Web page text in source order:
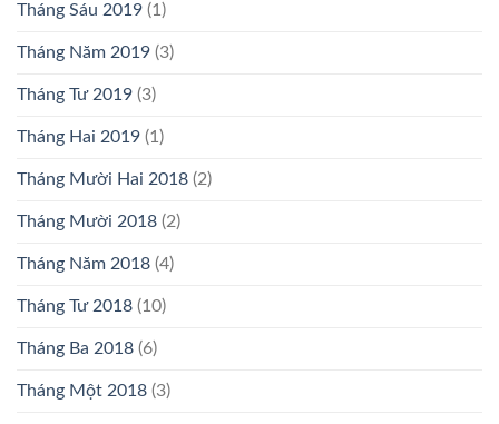
Tháng Sáu 2019 (1)
Tháng Năm 2019 (3)
Tháng Tư 2019 (3)
Tháng Hai 2019 (1)
Tháng Mười Hai 2018 (2)
Tháng Mười 2018 (2)
Tháng Năm 2018 (4)
Tháng Tư 2018 (10)
Tháng Ba 2018 (6)
Tháng Một 2018 (3)